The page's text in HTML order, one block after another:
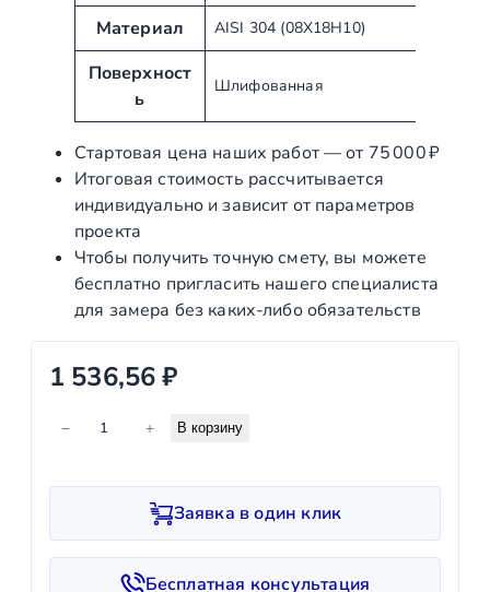
р
б
т
ы
а
ч
е
и
е
Материал AISI 304 (08Х18Н10)
Поверхност
ь
Шлифованная
Стартовая цена наших работ — от 75 000 ₽
Итоговая стоимость рассчитывается
индивидуально и зависит от параметров
проекта
Чтобы получить точную смету, вы можете
бесплатно пригласить нашего специалиста
для замера без каких‑либо обязательств
1 536,56₽
е
− + В корзину
Заявка в один клик
Бесплатная консультация